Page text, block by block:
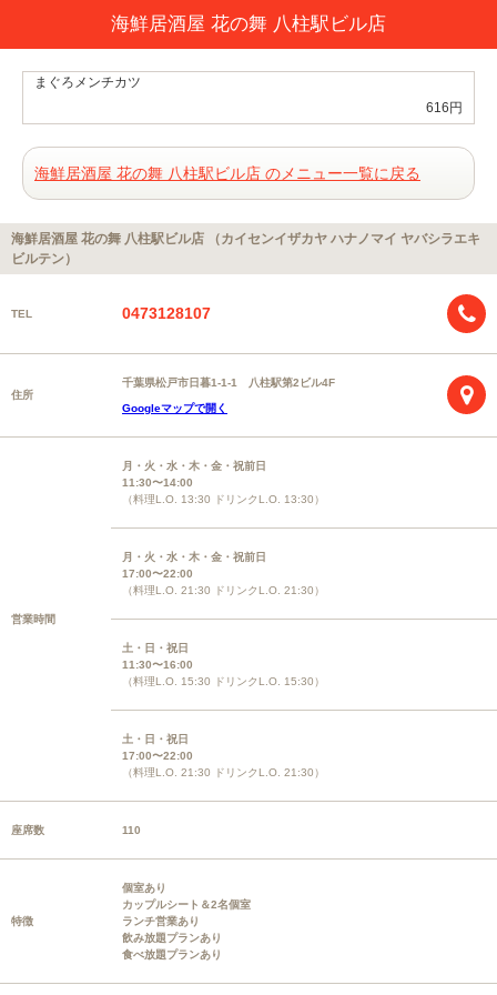
海鮮居酒屋 花の舞 八柱駅ビル店
まぐろメンチカツ
616円
海鮮居酒屋 花の舞 八柱駅ビル店 のメニュー一覧に戻る
海鮮居酒屋 花の舞 八柱駅ビル店 （カイセンイザカヤ ハナノマイ ヤバシラエキ
ビルテン）
TEL 0473128107
住所
千葉県松戸市日暮1-1-1 八柱駅第2ビル4F
Googleマップで開く
営業時間
月・火・水・木・金・祝前日
11:30〜14:00
（料理L.O. 13:30 ドリンクL.O. 13:30）
月・火・水・木・金・祝前日
17:00〜22:00
（料理L.O. 21:30 ドリンクL.O. 21:30）
土・日・祝日
11:30〜16:00
（料理L.O. 15:30 ドリンクL.O. 15:30）
土・日・祝日
17:00〜22:00
（料理L.O. 21:30 ドリンクL.O. 21:30）
座席数 110
特徴
個室あり
カップルシート＆2名個室
ランチ営業あり
飲み放題プランあり
食べ放題プランあり